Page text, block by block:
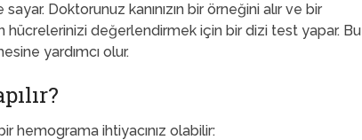
Doktorunuz kanınızın bir örneğini alır ve bir
hücrelerinizi değerlendirmek için bir dizi test yapar. Bu
yardımcı olur.
hemograma ihtiyacınız olabilir: